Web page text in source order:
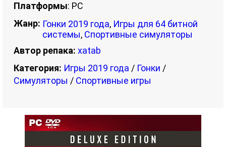
Платформы: PC
Жанр: Гонки 2019 года, Игры для 64 битной
системы, Спортивные симуляторы
Автор репака: xatab
Категория: Игры 2019 года / Гонки /
Симуляторы / Спортивные игры